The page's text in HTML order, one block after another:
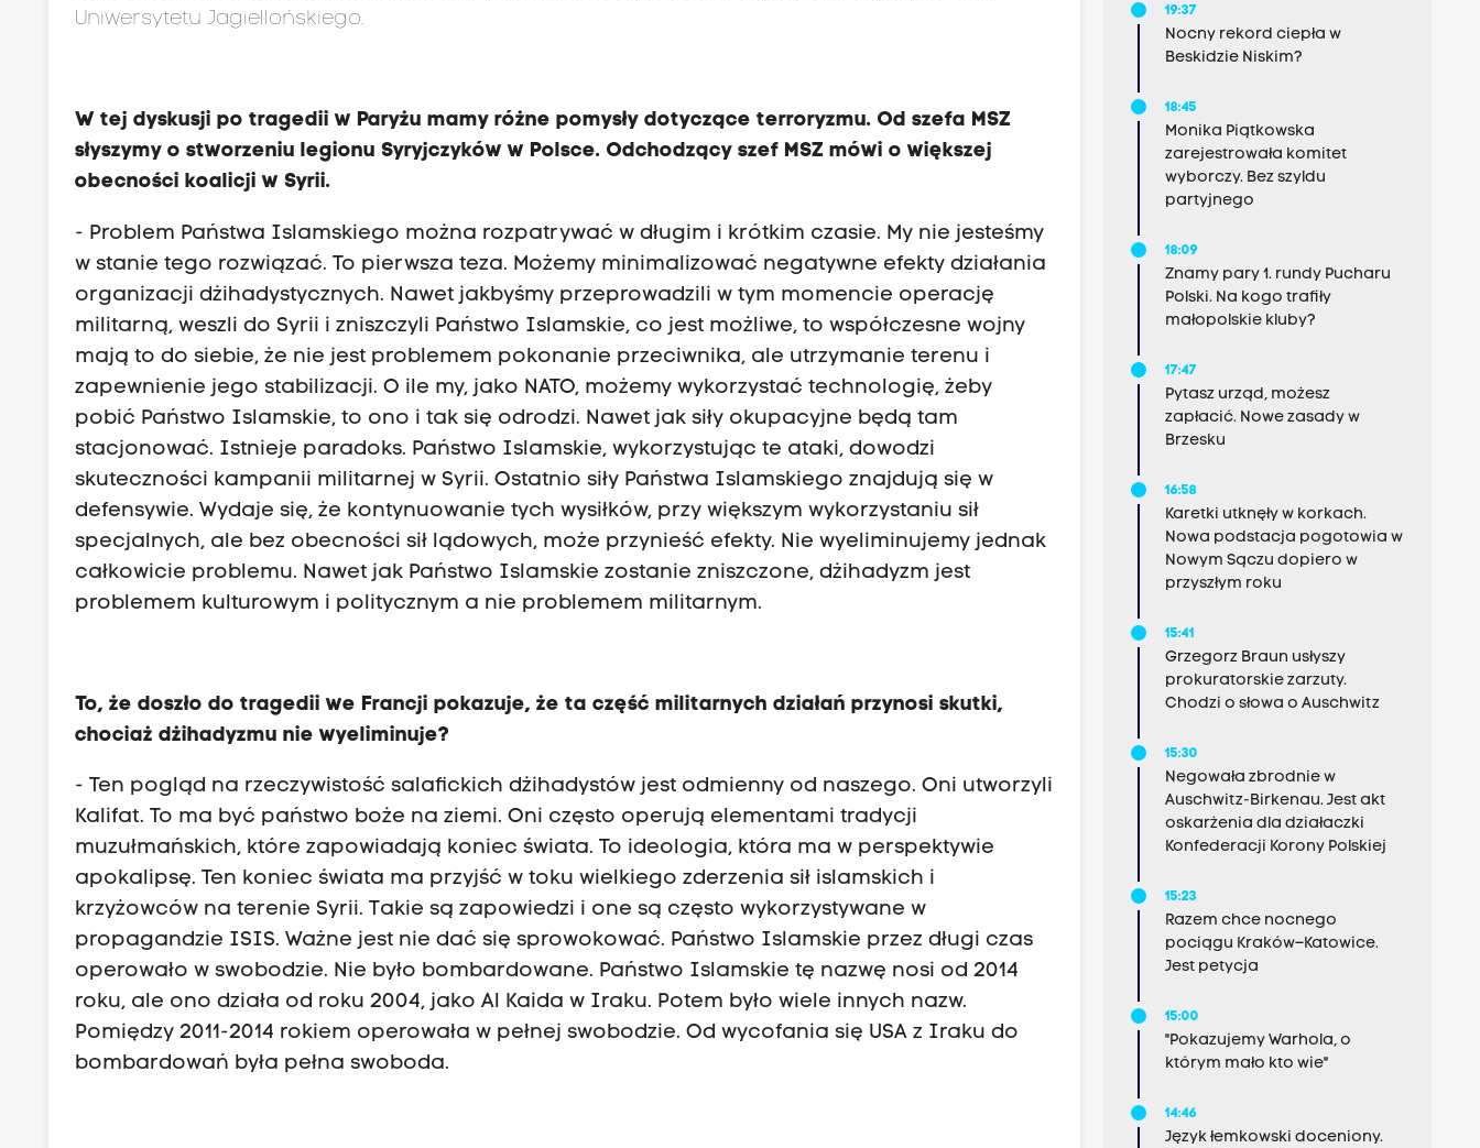
Uniwersytetu Jagiellońskiego.
W tej dyskusji po tragedii w Paryżu mamy różne pomysły dotyczące terroryzmu. Od szefa MSZ
słyszymy o stworzeniu legionu Syryjczyków w Polsce. Odchodzący szef MSZ mówi o większej
obecności koalicji w Syrii.
- Problem Państwa Islamskiego można rozpatrywać w długim i krótkim czasie. My nie jesteśmy
w stanie tego rozwiązać. To pierwsza teza. Możemy minimalizować negatywne efekty działania
organizacji dżihadystycznych. Nawet jakbyśmy przeprowadzili w tym momencie operację
militarną, weszli do Syrii i zniszczyli Państwo Islamskie, co jest możliwe, to współczesne wojny
mają to do siebie, że nie jest problemem pokonanie przeciwnika, ale utrzymanie terenu i
zapewnienie jego stabilizacji. O ile my, jako NATO, możemy wykorzystać technologię, żeby
pobić Państwo Islamskie, to ono i tak się odrodzi. Nawet jak siły okupacyjne będą tam
stacjonować. Istnieje paradoks. Państwo Islamskie, wykorzystując te ataki, dowodzi
skuteczności kampanii militarnej w Syrii. Ostatnio siły Państwa Islamskiego znajdują się w
defensywie. Wydaje się, że kontynuowanie tych wysiłków, przy większym wykorzystaniu sił
specjalnych, ale bez obecności sił lądowych, może przynieść efekty. Nie wyeliminujemy jednak
całkowicie problemu. Nawet jak Państwo Islamskie zostanie zniszczone, dżihadyzm jest
problemem kulturowym i politycznym a nie problemem militarnym.
To, że doszło do tragedii we Francji pokazuje, że ta część militarnych działań przynosi skutki,
chociaż dżihadyzmu nie wyeliminuje?
- Ten pogląd na rzeczywistość salafickich dżihadystów jest odmienny od naszego. Oni utworzyli
Kalifat. To ma być państwo boże na ziemi. Oni często operują elementami tradycji
muzułmańskich, które zapowiadają koniec świata. To ideologia, która ma w perspektywie
apokalipsę. Ten koniec świata ma przyjść w toku wielkiego zderzenia sił islamskich i
krzyżowców na terenie Syrii. Takie są zapowiedzi i one są często wykorzystywane w
propagandzie ISIS. Ważne jest nie dać się sprowokować. Państwo Islamskie przez długi czas
operowało w swobodzie. Nie było bombardowane. Państwo Islamskie tę nazwę nosi od 2014
roku, ale ono działa od roku 2004, jako Al Kaida w Iraku. Potem było wiele innych nazw.
Pomiędzy 2011-2014 rokiem operowała w pełnej swobodzie. Od wycofania się USA z Iraku do
bombardowań była pełna swoboda.
19:37
Nocny rekord ciepła w
Beskidzie Niskim?
18:45
Monika Piątkowska
zarejestrowała komitet
wyborczy. Bez szyldu
partyjnego
18:09
Znamy pary 1. rundy Pucharu
Polski. Na kogo trafiły
małopolskie kluby?
17:47
Pytasz urząd, możesz
zapłacić. Nowe zasady w
Brzesku
16:58
Karetki utknęły w korkach.
Nowa podstacja pogotowia w
Nowym Sączu dopiero w
przyszłym roku
15:41
Grzegorz Braun usłyszy
prokuratorskie zarzuty.
Chodzi o słowa o Auschwitz
15:30
Negowała zbrodnie w
Auschwitz-Birkenau. Jest akt
oskarżenia dla działaczki
Konfederacji Korony Polskiej
15:23
Razem chce nocnego
pociągu Kraków–Katowice.
Jest petycja
15:00
"Pokazujemy Warhola, o
którym mało kto wie"
14:46
Język łemkowski doceniony.